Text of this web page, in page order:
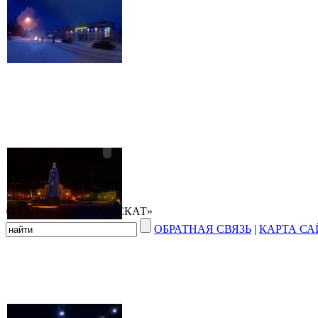
© 2002 — 2026 ООО «СКАТ»
ОБРАТНАЯ СВЯЗЬ | КАРТА